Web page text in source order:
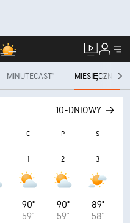
MINUTECAST® MIESIĘCZNIE
10-DNIOWY
C P S
1
90°
59°
2
90°
59°
3
89°
58°